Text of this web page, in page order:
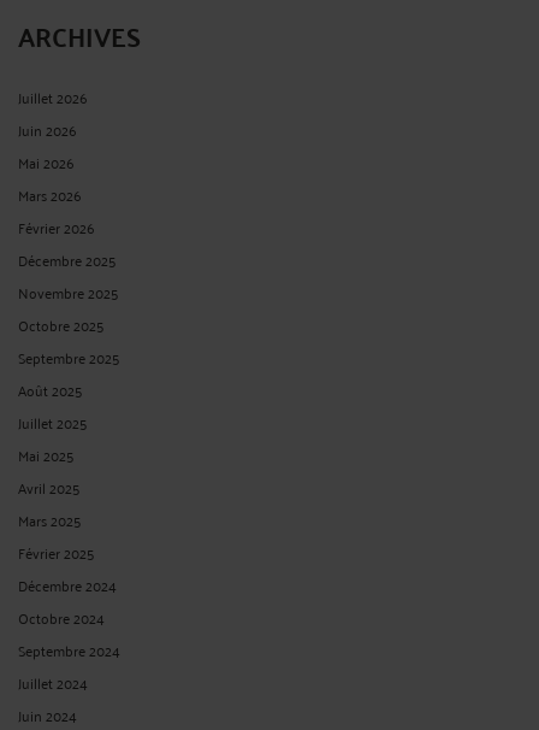
ARCHIVES
Juillet 2026
Juin 2026
Mai 2026
Mars 2026
Février 2026
Décembre 2025
Novembre 2025
Octobre 2025
Septembre 2025
Août 2025
Juillet 2025
Mai 2025
Avril 2025
Mars 2025
Février 2025
Décembre 2024
Octobre 2024
Septembre 2024
Juillet 2024
Juin 2024